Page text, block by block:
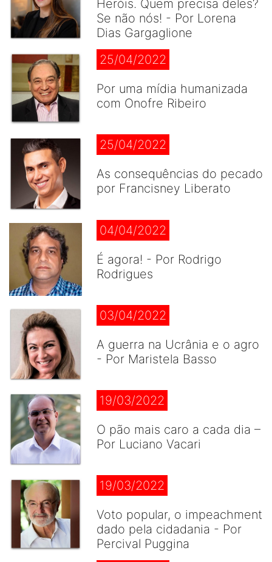
Heróis. Quem precisa deles?
Se não nós! - Por Lorena
Dias Gargaglione
25/04/2022
Por uma mídia humanizada
com Onofre Ribeiro
25/04/2022
As consequências do pecado
por Francisney Liberato
04/04/2022
É agora! - Por Rodrigo
Rodrigues
03/04/2022
A guerra na Ucrânia e o agro
- Por Maristela Basso
19/03/2022
O pão mais caro a cada dia –
Por Luciano Vacari
19/03/2022
Voto popular, o impeachment
dado pela cidadania - Por
Percival Puggina